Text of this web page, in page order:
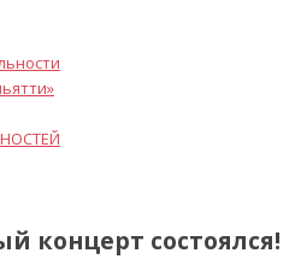
концерт состоялся!